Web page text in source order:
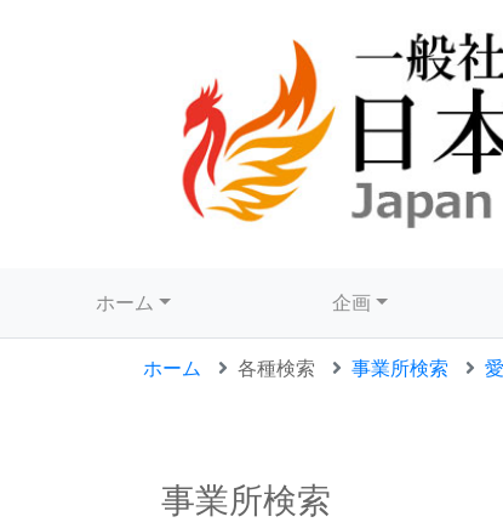
ホーム 企画
ホーム 各種検索 事業所検索
事業所検索